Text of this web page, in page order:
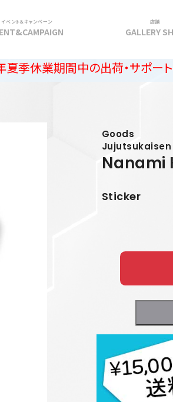
イベント＆キャンペーン 店舗
GALLERY
間中の出荷・サポートに関するご
Goods
Jujutsukaisen
Nanami
Sticker